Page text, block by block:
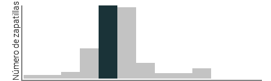
Número de zapatillas